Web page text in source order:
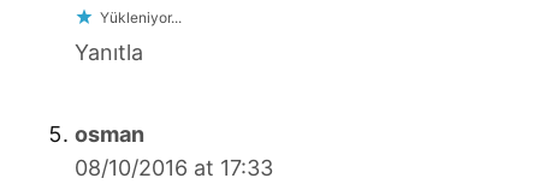
Yükleniyor...
Yanıtla
osman
08/10/2016 at 17:33